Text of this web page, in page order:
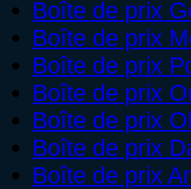
Boîte de prix
Boîte de prix
Boîte de prix
Boîte de prix
Boîte de prix
Boîte de prix
Boîte de prix